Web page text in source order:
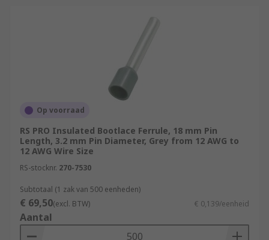
Op voorraad
RS PRO Insulated Bootlace Ferrule, 18 mm Pin
Length, 3.2 mm Pin Diameter, Grey from 12 AWG to
12 AWG Wire Size
RS-stocknr. 270-7530
Subtotaal (1 zak van 500 eenheden)
€ 69,50(excl. BTW) € 0,139/eenheid
Aantal